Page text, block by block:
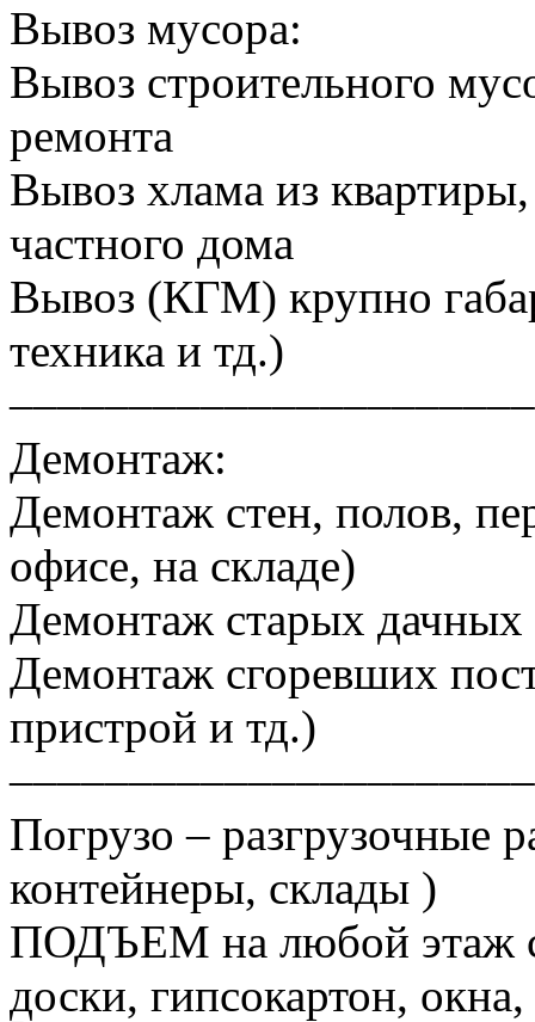
Вывоз мусора:
Вывоз строительного
ремонта
Вывоз хлама из
частного дома
Вывоз (КГМ) крупно
техника и тд.)
Демонтаж:
Демонтаж стен, полов,
офисе, на складе)
Демонтаж старых
Демонтаж сгоревших
пристрой и тд.)
Погрузо – разгрузочные
контейнеры, склады )
ПОДЪЕМ на любой этаж
доски, гипсокартон,